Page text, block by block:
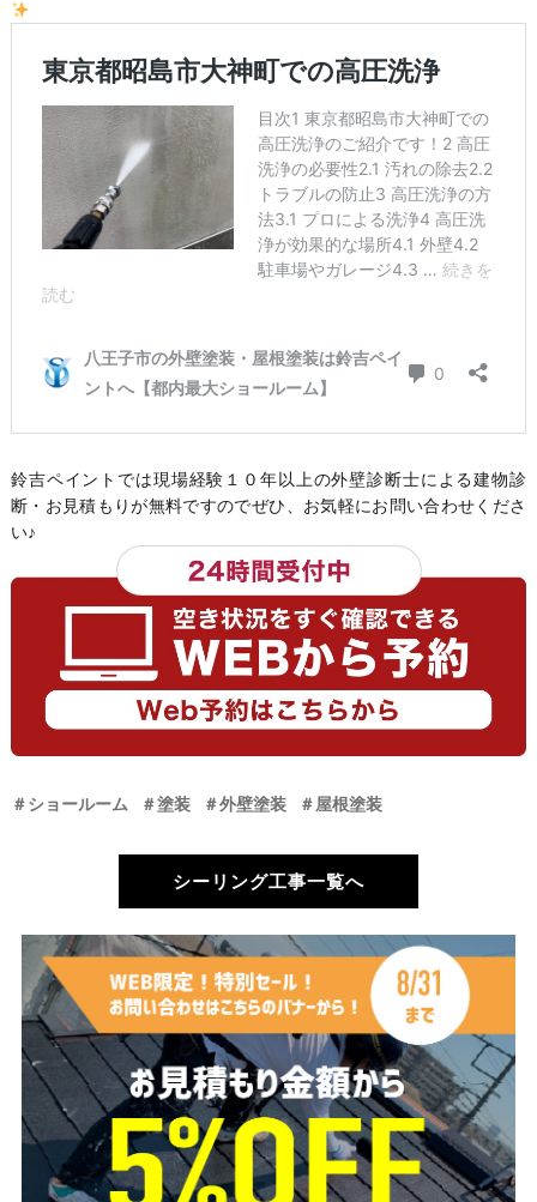
鈴吉ペイントでは現場経験１０年以上の外壁診断士による建物診
断・お見積もりが無料ですのでぜひ、お気軽にお問い合わせくださ
い♪
＃ショールーム ＃塗装 ＃外壁塗装 ＃屋根塗装
シーリング工事一覧へ